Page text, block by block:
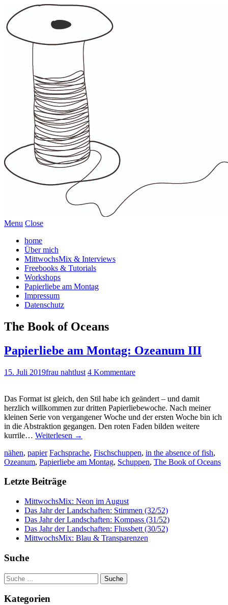
Menu Close
home
Über mich
MittwochsMix & Interviews
Freebooks & Tutorials
Workshops
Papierliebe am Montag
Impressum
Datenschutz
The Book of Oceans
Papierliebe am Montag: Ozeanum III
15. Juli 2019frau nahtlust 4 Kommentare
Das Format ist gleich, den Stil habe ich geändert – und damit
herzlich willkommen zur dritten Papierliebewoche. Nach meiner
kleinen Serie von vergangener Woche und der ersten Woche bin ich
in die Abstraktion gegangen. Den roten Faden bilden weitere
kurrile… Weiterlesen →
nähen, papier Fachsprache, Fischschuppen, in the absence of fish,
Ozeanum, Papierliebe am Montag, Schuppen, The Book of Oceans
Letzte Beiträge
MittwochsMix: Neon im August
Das Jahr der Landschaften: Stimmen (32/52)
Das Jahr der Landschaften: Kompass (31/52)
Das Jahr der Landschaften: Flussbett (30/52)
MittwochsMix: Blau & Transparenzen
Suche
Suche
nach:
Kategorien